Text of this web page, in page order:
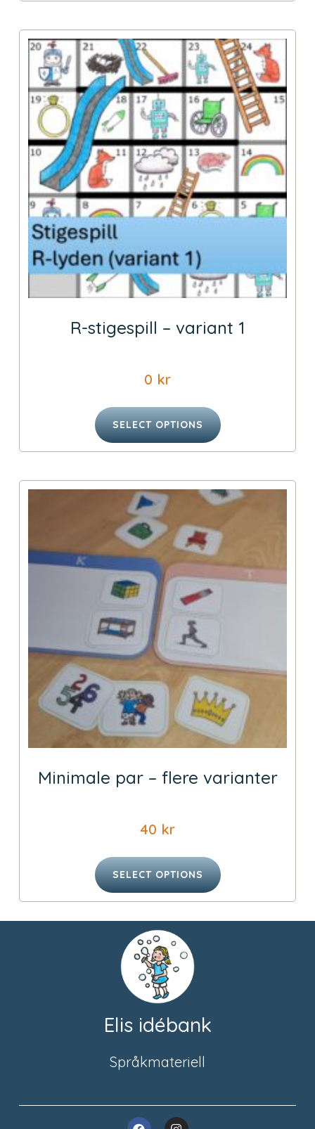
R-stigespill – variant 1
0 kr
SELECT OPTIONS
Minimale par – flere varianter
40 kr
SELECT OPTIONS
Elis idébank
Språkmateriell